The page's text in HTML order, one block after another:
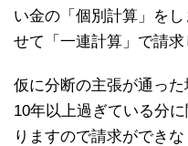
い金の「個別計算」を
せて「一連計算」で請求
仮に分断の主張が通っ
10年以上過ぎている分
りますので請求ができな